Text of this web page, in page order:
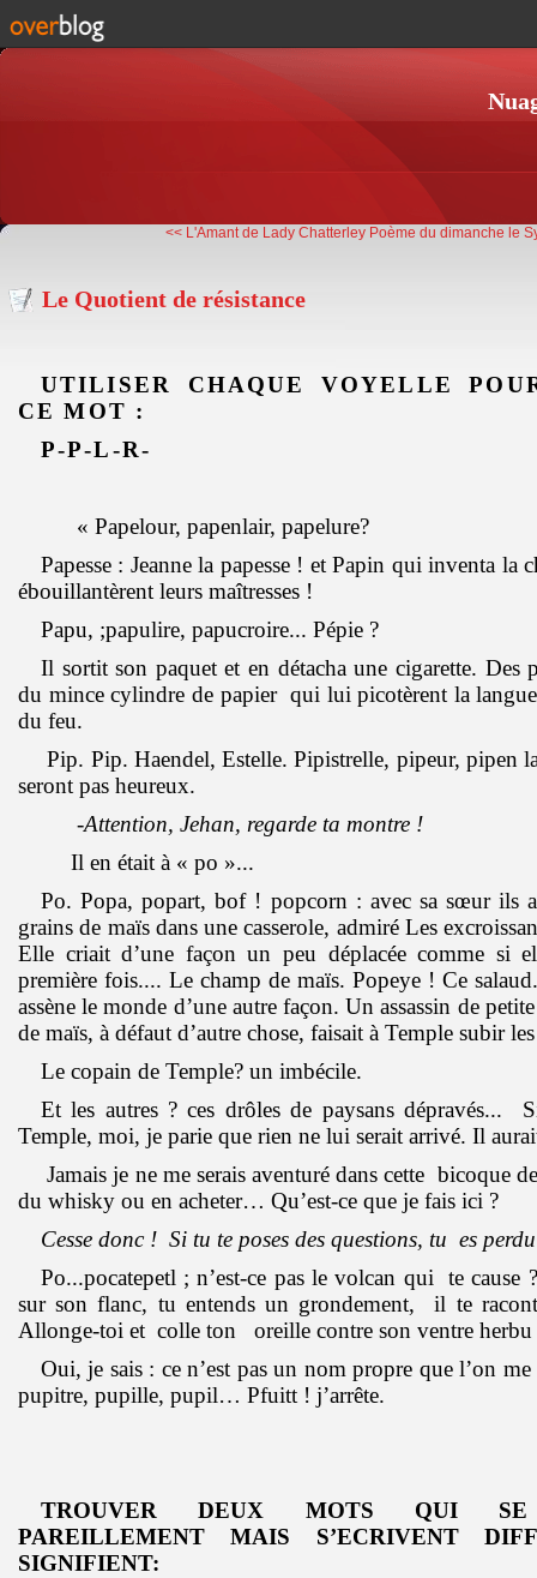
<< L'Amant de Lady Chatterley Poème du dimanche le
Le Quotient de résistance
UTILISER CHAQUE VOYELLE
CE MOT :
P-P-L-R-
« Papelour, papenlair, papelure?
Papesse : Jeanne la papesse ! et Papin qui inventa la
ébouillantèrent leurs maîtresses !
Papu, ;papulire, papucroire... Pépie ?
Il sortit son paquet et en détacha une cigarette. Des
du mince cylindre de papier qui lui picotèrent la
du feu.
Pip. Pip. Haendel, Estelle. Pipistrelle, pipeur, pipen
seront pas heureux.
-Attention, Jehan, regarde ta montre !
Il en était à « po »...
Po. Popa, popart, bof ! popcorn : avec sa sœur ils
grains de maïs dans une casserole, admiré Les
Elle criait d’une façon un peu déplacée comme si
première fois.... Le champ de maïs. Popeye ! Ce
assène le monde d’une autre façon. Un assassin de
de maïs, à défaut d’autre chose, faisait à Temple subir
Le copain de Temple? un imbécile.
Et les autres ? ces drôles de paysans dépravés...
Temple, moi, je parie que rien ne lui serait arrivé. Il
Jamais je ne me serais aventuré dans cette bicoque
du whisky ou en acheter… Qu’est-ce que je fais ici ?
Cesse donc ! Si tu te poses des questions, tu es
Po...pocatepetl ; n’est-ce pas le volcan qui te
sur son flanc, tu entends un grondement, il te
Allonge-toi et colle ton oreille contre son ventre herbu
Oui, je sais : ce n’est pas un nom propre que l’on
pupitre, pupille, pupil… Pfuitt ! j’arrête.
TROUVER DEUX MOTS QUI SE
PAREILLEMENT MAIS S’ECRIVENT
SIGNIFIENT: